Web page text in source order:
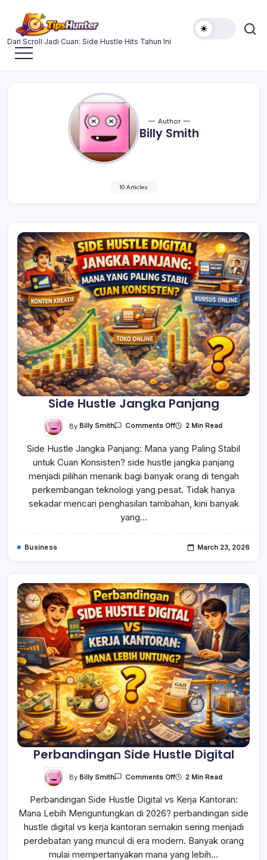
content
Side
Hustle
Dari Scroll Jadi Cuan: Side Hustle Hits Tahun Ini
Author
Billy Smith
10 Articles
Side Hustle Jangka Panjang
By Billy Smith Comments OffOn
Jangka
Panjang
2 Min Read
Side Hustle Jangka Panjang: Mana yang Paling Stabil
untuk Cuan Konsisten? side hustle jangka panjang
menjadi pilihan menarik bagi banyak orang di tengah
perkembangan teknologi yang pesat. Tidak hanya
sekadar mencari penghasilan tambahan, kini banyak
yang…
Business March 23, 2026
Perbandingan Side Hustle Digital
By Billy Smith Comments OffOn
Hustle
Digital
2 Min Read
Perbandingan Side Hustle Digital vs Kerja Kantoran:
Mana Lebih Menguntungkan di 2026? perbandingan side
hustle digital vs kerja kantoran semakin sering menjadi
perdebatan yang muncul di era modern. Banyak orang
mulai mempertanyakan mana yang lebih…